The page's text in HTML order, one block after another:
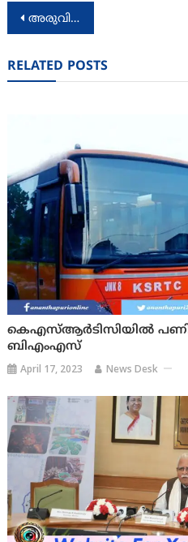
Post
അരുവിക്കര ഡാമിന്റെ രണ്ടാമത്തേയും നാലാമത്തേയും ഷട്ടറുകൾ ഇന്നുയര്‍ത്തും
RELATED POSTS
കെഎസ്ആർടിസിയിൽ
ബിഎംഎസ്
April 17, 2023 News Desk